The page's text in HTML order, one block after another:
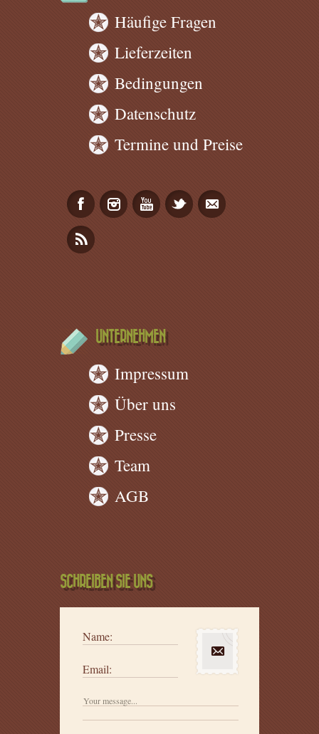
Häufige Fragen
Lieferzeiten
Bedingungen
Datenschutz
Termine und Preise
UNTERNEHMEN
Impressum
Über uns
Presse
Team
AGB
SCHREIBEN SIE UNS
Name:
Email: